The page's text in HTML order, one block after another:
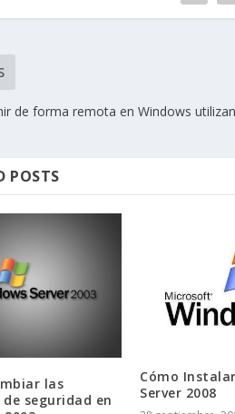
de forma remota en Windows
POSTS
las
seguridad en
Cómo
Server 2008